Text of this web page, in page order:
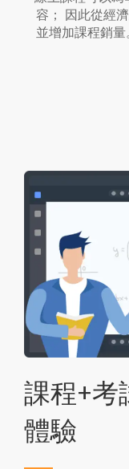
容； 因此從經
並增加課程銷量
課程+考
體驗